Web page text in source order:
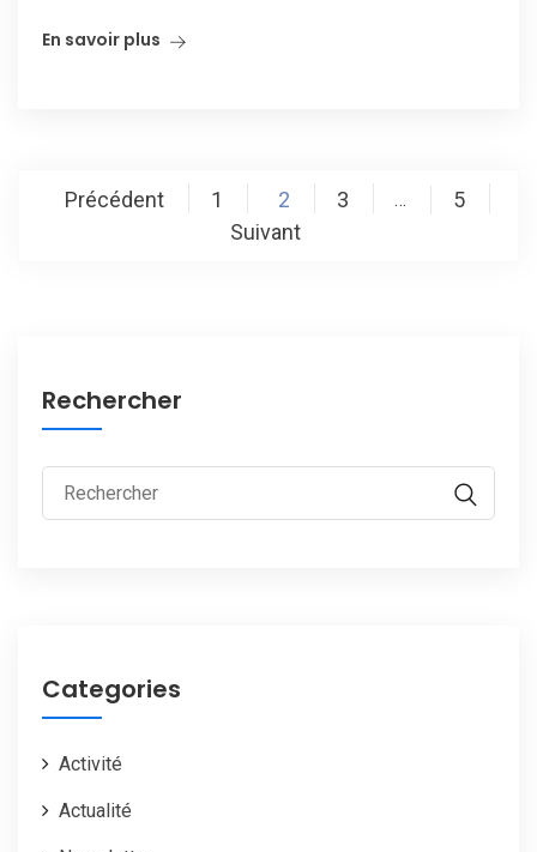
En savoir plus
Navigation
Précédent 1 2 3 …
5
Suivant
Rechercher
Rechercher :
Categories
Activité
Actualité